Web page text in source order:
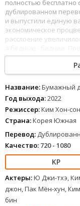
полностью бесплатно
дублированном
и выпустили единую
экономическое
расслоение
Профессор планирует
двора,
и берёт в команду
подельников.
под угрозой срыва,
начинают
1234 5 67 8
Название:Бумажный
Год выхода:2022
Режиссер:Ким Хон-сон
Страна:Корея Южная
Перевод:
Качество: 720 - 1080
Актеры:Ю Джи-тхэ,
джон, Пак Мён-хун,
бин